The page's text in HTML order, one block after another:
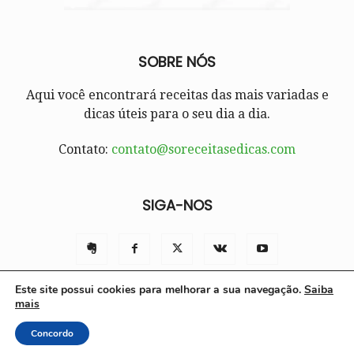
SOBRE NÓS
Aqui você encontrará receitas das mais variadas e
dicas úteis para o seu dia a dia.
Contato: contato@soreceitasedicas.com
SIGA-NOS
© Só Receitas e Dicas 2025 | Todos os direitos reservados.
Este site possui cookies para melhorar a sua navegação. Saiba
mais
Concordo